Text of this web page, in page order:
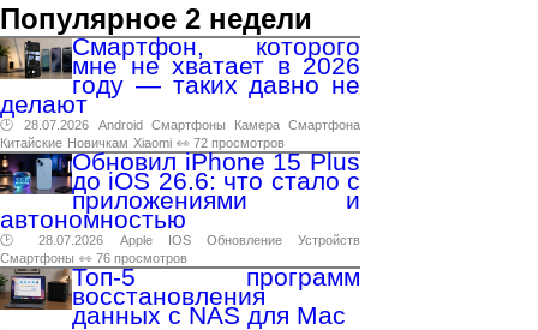
Популярное 2 недели
Смартфон, которого
мне не хватает в 2026
году — таких давно не
делают
🕑 28.07.2026 Android Смартфоны Камера Смартфона
Китайские Новичкам Xiaomi 👀 72 просмотров
Обновил iPhone 15 Plus
до iOS 26.6: что стало с
приложениями и
автономностью
🕑 28.07.2026 Apple IOS Обновление
Устройств
Смартфоны 👀 76 просмотров
Топ-5 программ
восстановления
данных с NAS для Mac